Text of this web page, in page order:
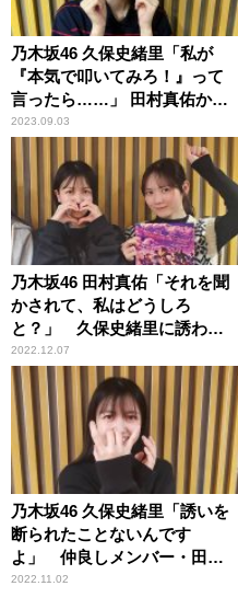
乃木坂46 久保史緒里「私が
『本気で叩いてみろ！』って
言ったら……」 田村真佑から
予想外の「バシーン！」
2023.09.03
乃木坂46 田村真佑「それを聞
かされて、私はどうしろ
と？」 久保史緒里に誘われ
ず猛嫉妬
2022.12.07
乃木坂46 久保史緒里「誘いを
断られたことないんです
よ」 仲良しメンバー・田村
真佑との“おでかけ”を告白
2022.11.02